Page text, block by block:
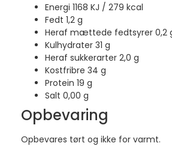
Energi 1168 KJ / 279 kcal
Fedt 1,2 g
Heraf mættede fedtsyrer 0,2
Kulhydrater 31 g
Heraf sukkerarter 2,0 g
Kostfribre 34 g
Protein 19 g
Salt 0,00 g
Opbevaring
Opbevares tørt og ikke for varmt.